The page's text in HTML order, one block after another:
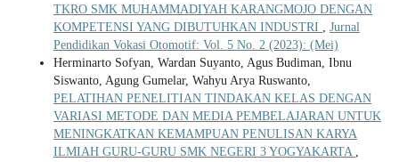
TKRO SMK MUHAMMADIYAH KARANGMOJO DENGAN
KOMPETENSI YANG DIBUTUHKAN INDUSTRI , Jurnal
Pendidikan Vokasi Otomotif: Vol. 5 No. 2 (2023): (Mei)
Herminarto Sofyan, Wardan Suyanto, Agus Budiman, Ibnu
Siswanto, Agung Gumelar, Wahyu Arya Ruswanto,
PELATIHAN PENELITIAN TINDAKAN KELAS DENGAN
VARIASI METODE DAN MEDIA PEMBELAJARAN UNTUK
MENINGKATKAN KEMAMPUAN PENULISAN KARYA
ILMIAH GURU-GURU SMK NEGERI 3 YOGYAKARTA ,